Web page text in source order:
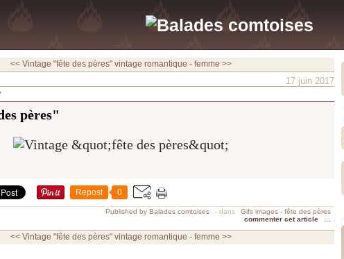
<< Vintage "fête des pères" vintage romantique - femme >>
17 juin 2017
pères"
Repost 0
Published by Balades comtoises - dans
Gifs images - fête des pères
commenter cet article
<< Vintage "fête des pères" vintage romantique - femme >>